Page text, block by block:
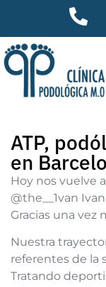
ATP,
en
Hoy nos vuelve
@the__1van
Gracias una vez
Nuestra
referentes de la
Tratando